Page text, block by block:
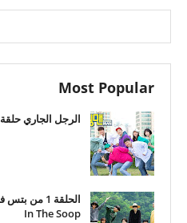
Most Popular
الرجل الجاري حلقة 192
In The Soop